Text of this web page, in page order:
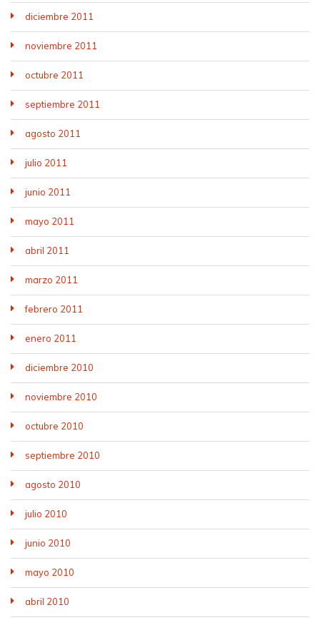
diciembre 2011
noviembre 2011
octubre 2011
septiembre 2011
agosto 2011
julio 2011
junio 2011
mayo 2011
abril 2011
marzo 2011
febrero 2011
enero 2011
diciembre 2010
noviembre 2010
octubre 2010
septiembre 2010
agosto 2010
julio 2010
junio 2010
mayo 2010
abril 2010